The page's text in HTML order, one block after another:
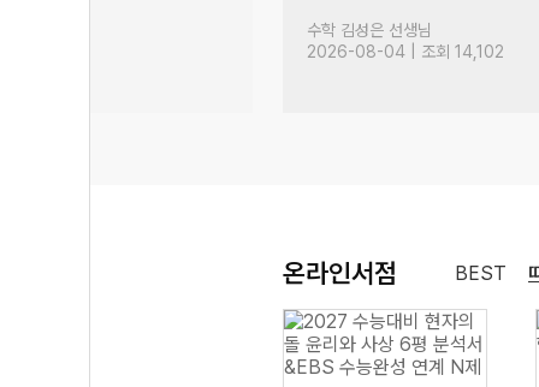
수학 김성은 선생님
2026-08-04 | 조회 14,102
온라인서점 BEST